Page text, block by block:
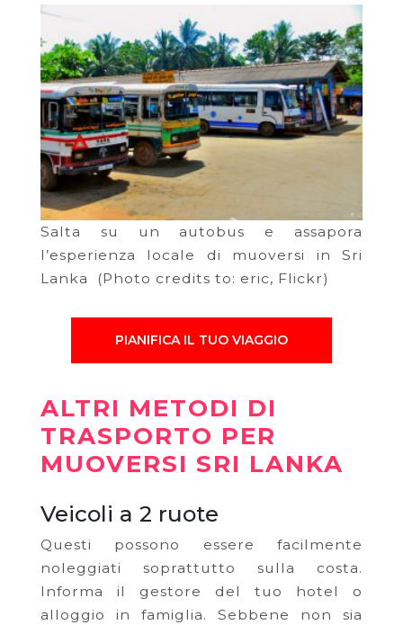
Salta su un autobus e assapora
l’esperienza locale di muoversi in Sri
Lanka (Photo credits to: eric, Flickr)
PIANIFICA IL TUO VIAGGIO
ALTRI METODI DI
TRASPORTO PER
MUOVERSI SRI LANKA
Veicoli a 2 ruote
Questi possono essere facilmente
noleggiati soprattutto sulla costa.
Informa il gestore del tuo hotel o
alloggio in famiglia. Sebbene non sia